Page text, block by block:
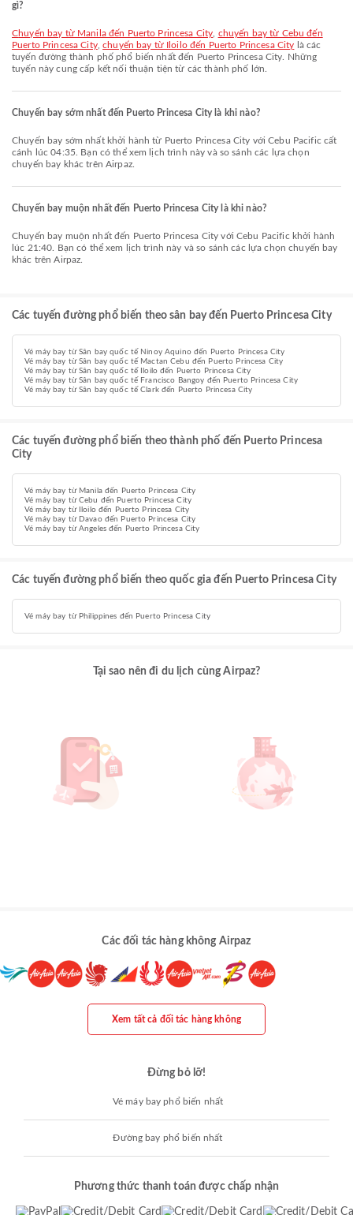
gì?
chuyến bay từ Manila đến Puerto Princesa City chuyến bay từ Cebu đến
Puerto Princesa City,chuyến bay từ Iloilo đến Puerto Princesa City là các
tuyến đường thành phố phổ biến nhất đến Puerto Princesa City. Những
tuyến này cung cấp kết nối thuận tiện từ các thành phố lớn.
Chuyến bay sớm nhất đến Puerto Princesa City là khi nào?
Chuyến bay sớm nhất khởi hành từ Puerto Princesa City với Cebu Pacific cất
cánh lúc 04:35. Bạn có thể xem lịch trình này và so sánh các lựa chọn
chuyến bay khác trên Airpaz.
Chuyến bay muộn nhất đến Puerto Princesa City là khi nào?
Chuyến bay muộn nhất đến Puerto Princesa City với Cebu Pacific khởi hành
lúc 21:40. Bạn có thể xem lịch trình này và so sánh các lựa chọn chuyến bay
khác trên Airpaz.
Các tuyến đường phổ biến theo sân bay đến Puerto Princesa City
Vé máy bay từ Sân bay quốc tế Ninoy Aquino đến Puerto Princesa City
Vé máy bay từ Sân bay quốc tế Mactan Cebu đến Puerto Princesa City
Vé máy bay từ Sân bay quốc tế Iloilo đến Puerto Princesa City
Vé máy bay từ Sân bay quốc tế Francisco Bangoy đến Puerto Princesa City
Vé máy bay từ Sân bay quốc tế Clark đến Puerto Princesa City
Các tuyến đường phổ biến theo thành phố đến Puerto Princesa
City
Vé máy bay từ Manila đến Puerto Princesa City
Vé máy bay từ Cebu đến Puerto Princesa City
Vé máy bay từ Iloilo đến Puerto Princesa City
Vé máy bay từ Davao đến Puerto Princesa City
Vé máy bay từ Angeles đến Puerto Princesa City
Các tuyến đường phổ biến theo quốc gia đến Puerto Princesa City
Vé máy bay từ Philippines đến Puerto Princesa City
Tại sao nên đi du lịch cùng Airpaz?
Các đối tác hàng không Airpaz
Xem tất cả đối tác hàng không
Đừng bỏ lỡ!
Vé máy bay phổ biến nhất
Đường bay phổ biến nhất
Phương thức thanh toán được chấp nhận